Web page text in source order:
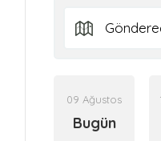
09 Ağustos
Bugün